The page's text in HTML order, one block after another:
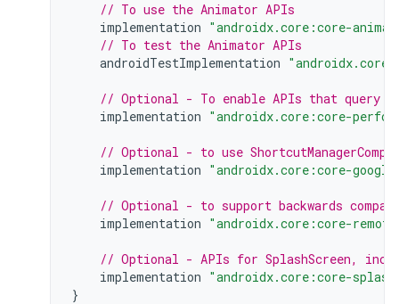
// To use the Animator APIs
implementation "androidx.core:core-
// To test the Animator APIs
androidTestImplementation
// Optional - To enable APIs that query
implementation "androidx.core:core-
// Optional - to use
implementation "androidx.core:core-
// Optional - to support backwards
implementation "androidx.core:core-
// Optional - APIs for SplashScreen,
implementation "androidx.core:core-
}